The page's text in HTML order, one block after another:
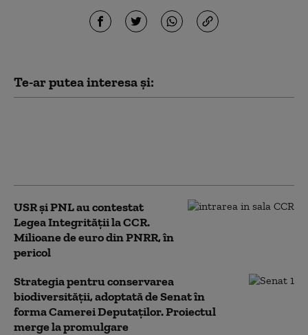
Te-ar putea interesa și:
USR și PNL au contestat
Legea Integrității la CCR.
Milioane de euro din PNRR, în
pericol
Strategia pentru conservarea
biodiversității, adoptată de Senat în
forma Camerei Deputaților. Proiectul
merge la promulgare